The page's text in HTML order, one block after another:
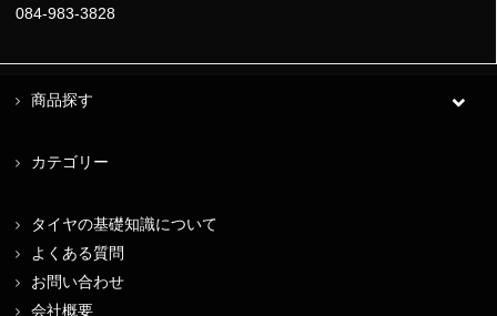
084-983-3828
商品探す
カテゴリー
タイヤの基礎知識について
よくある質問
お問い合わせ
会社概要